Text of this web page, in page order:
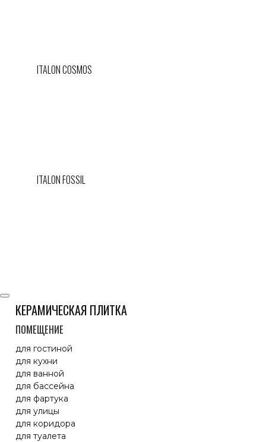
ITALON COSMOS
ITALON FOSSIL
КЕРАМИЧЕСКАЯ ПЛИТКА
ПОМЕЩЕНИЕ
для гостиной
для кухни
для ванной
для бассейна
для фартука
для улицы
для коридора
для туалета